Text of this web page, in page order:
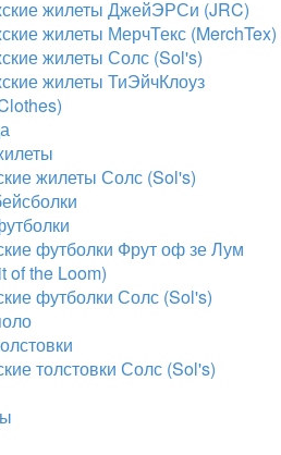
жилеты ДжейЭРСи (JRC)
жилеты МерчТекс (MerchTex)
жилеты Солс (Sol's)
жилеты ТиЭйчКлоуз
жилеты Солс (Sol's)
футболки Фрут оф зе Лум
of the Loom)
футболки Солс (Sol's)
толстовки Солс (Sol's)